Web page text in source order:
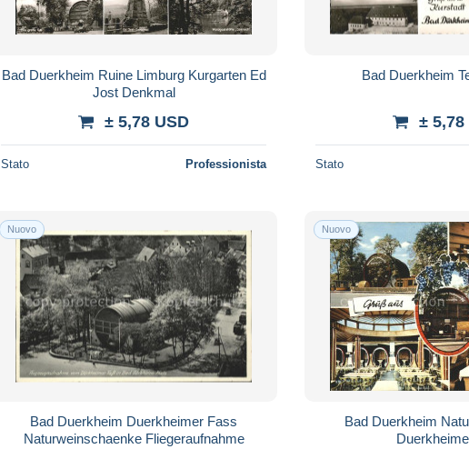
Bad Duerkheim Ruine Limburg Kurgarten Ed
Jost Denkmal
± 5,78 USD
Stato Professionista
Bad Duerkheim
± 5,78
Stato
Nuovo
Bad Duerkheim Duerkheimer Fass
Naturweinschaenke Fliegeraufnahme
Nuovo
Bad Duerkheim